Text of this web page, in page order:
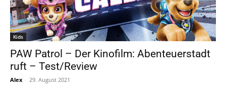
Kids
PAW Patrol – Der Kinofilm: Abenteuerstadt
ruft – Test/Review
Alex - 29. August 2021